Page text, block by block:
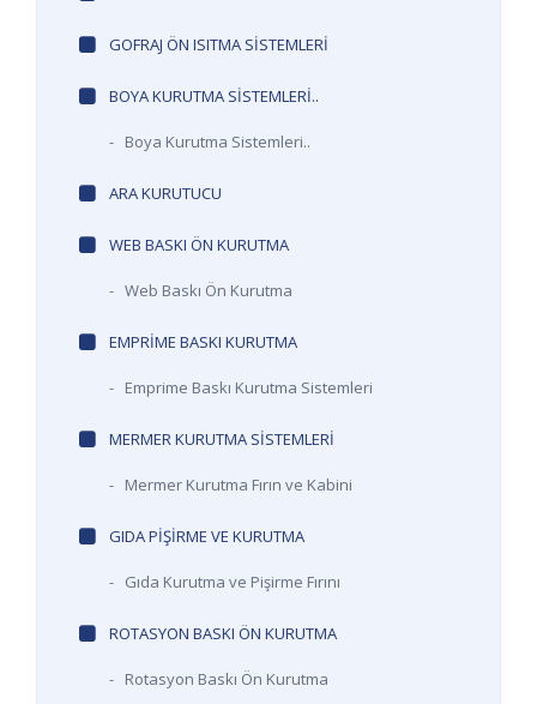
GOFRAJ ÖN ISITMA SISTEMLERI
BOYA KURUTMA SISTEMLERI..
- Boya Kurutma Sistemleri..
ARA KURUTUCU
WEB BASKI ÖN KURUTMA
- Web Baskı Ön Kurutma
EMPRIME BASKI KURUTMA
- Emprime Baskı Kurutma Sistemleri
MERMER KURUTMA SISTEMLERI
- Mermer Kurutma Fırın ve Kabini
GIDA PIŞIRME VE KURUTMA
- Gıda Kurutma ve Pişirme Fırını
ROTASYON BASKI ÖN KURUTMA
- Rotasyon Baskı Ön Kurutma